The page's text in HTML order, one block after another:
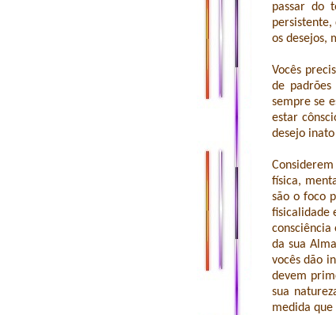
passar do
os desejos,
Vocês
de
sempre se
estar
desejo
física,
são o foco
fisicalidade
consciência
da sua
vocês dão
devem
sua
medida